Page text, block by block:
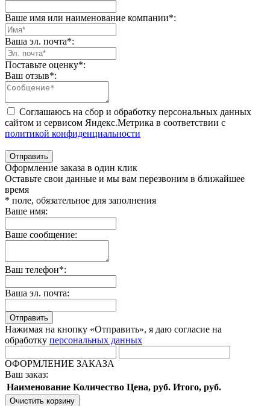
Ваше имя или наименование компании*:
Ваша эл. почта*:
Поставьте оценку*:
Ваш отзыв*:
Соглашаюсь на сбор и обработку персональных данных
сайтом и сервисом Яндекс.Метрика в соответствии с
политикой конфиденциальности
Отправить
Оформление заказа в один клик
Оставьте свои данные и мы вам перезвоним в ближайшее
время
* поле, обязательное для заполнения
Ваше имя:
Ваше сообщение:
Ваш телефон*:
Ваша эл. почта:
Отправить
Нажимая на кнопку «Отправить», я даю согласие на
обработку персональных данных
ОФОРМЛЕНИЕ ЗАКАЗА
Ваш заказ:
Наименование Количество Цена, руб. Итого, руб.
Очистить корзину